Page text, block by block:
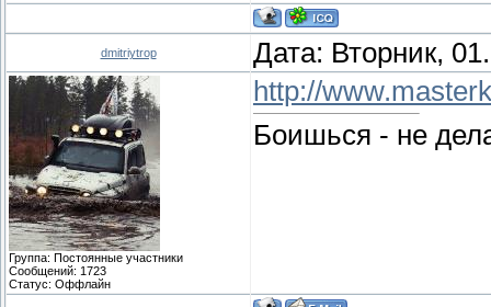
dmitriytrop Дата: Вторник,
Группа: Постоянные участники
Сообщений: 1723
Статус: Оффлайн
http://
Боишься - не